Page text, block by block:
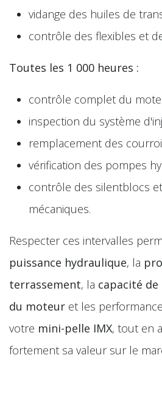
vidange des huiles de
contrôle des flexibles et
Toutes les 1 000 heures :
contrôle complet du
inspection du système
remplacement des
vérification des pompes
contrôle des silentblocs
mécaniques.
Respecter ces intervalles
puissance hydraulique, la
terrassement, la capacité de
du moteur et les
votre mini-pelle IMX, tout en
fortement sa valeur sur le